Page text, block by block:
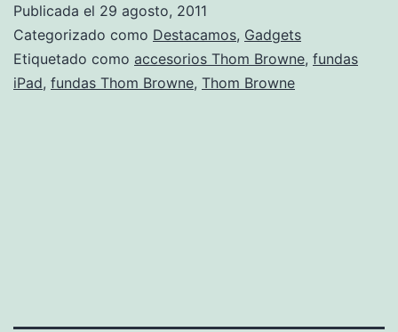
sus
fundas
para
Publicada el 29 agosto, 2011
Categorizado como Destacamos, Gadgets
Etiquetado como accesorios Thom Browne, fundas
iPad, fundas Thom Browne, Thom Browne